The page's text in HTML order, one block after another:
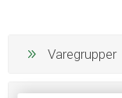
Varegrupper